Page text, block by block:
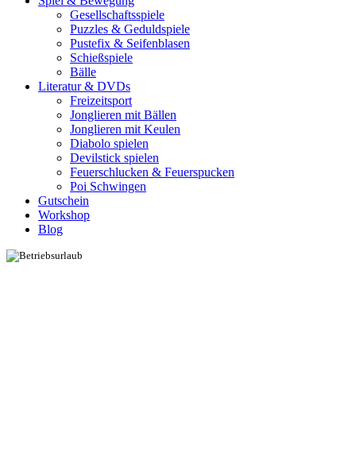
Gesellschaftsspiele
Puzzles & Geduldspiele
Pustefix & Seifenblasen
Schießspiele
Bälle
Literatur & DVDs
Freizeitsport
Jonglieren mit Bällen
Jonglieren mit Keulen
Diabolo spielen
Devilstick spielen
Feuerschlucken & Feuerspucken
Poi Schwingen
Gutschein
Workshop
Blog